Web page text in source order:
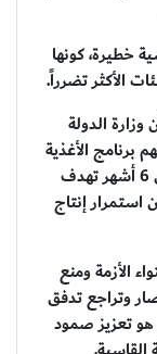
خطيرة، كونها
الأكثر تضرراً.
الدولة
برنامج الأغذية
العالمي (WFP)، وضعت خطة تمتد بين 3 إلى 6 أشهر تهدف
استمرار إنتاج
الأزمة ومنع
وتراجع تدفق
تعزيز صمود